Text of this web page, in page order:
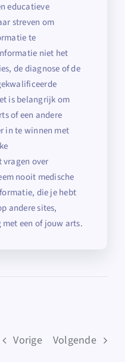
educatieve
streven om
te
niet het
de diagnose of de
is belangrijk om
of een andere
in te winnen met
vragen over
nooit medische
die je hebt
andere sites,
een of jouw arts.
Vorige Volgende